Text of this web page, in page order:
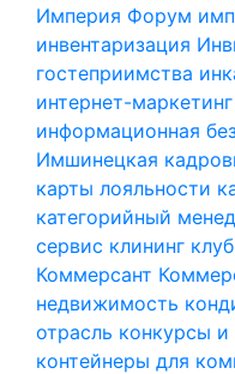
Империя Форум
инвентаризация
гостеприимства
интернет-маркетинг
информационная
Имшинецкая
карты лояльности
категорийный
сервис клининг
Коммерсант
недвижимость
отрасль конкурсы
контейнеры для